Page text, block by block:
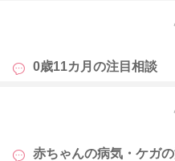
もっ
0歳11カ月の注目相談
もっ
赤ちゃんの病気・ケガの